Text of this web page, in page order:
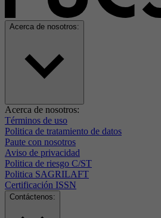
Acerca de nosotros:
Acerca de nosotros:
Términos de uso
Politica de tratamiento de datos
Paute con nosotros
Aviso de privacidad
Politica de riesgo C/ST
Politica SAGRILAFT
Certificación ISSN
Contáctenos: